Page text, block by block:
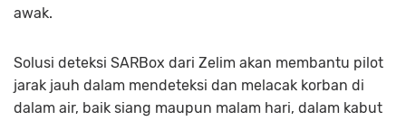
awak.
Solusi deteksi SARBox dari Zelim akan membantu pilot
jarak jauh dalam mendeteksi dan melacak korban di
dalam air, baik siang maupun malam hari, dalam kabut